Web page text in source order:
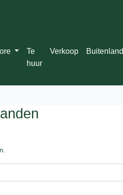
Te
huur
Verkoop Buitenland